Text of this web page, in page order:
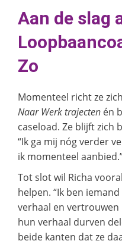
Aan de slag
Zo
Momenteel richt ze
Naar Werk trajecten én
caseload. Ze blijft zich
“Ik ga mij nóg verder
ik momenteel
Tot slot wil Richa
helpen. “Ik ben
verhaal en vertrouwen
hun verhaal durven
beide kanten dat ze